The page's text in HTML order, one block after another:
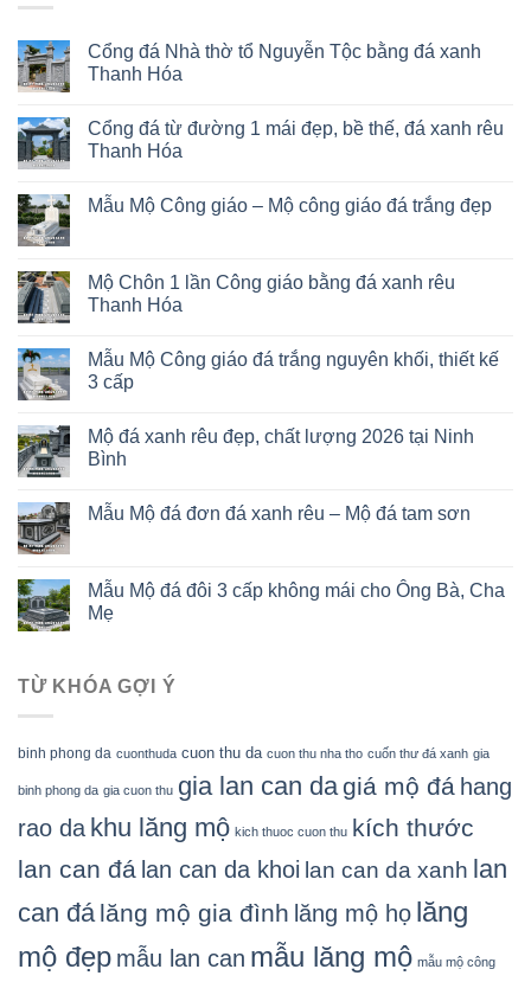
Cổng đá Nhà thờ tổ Nguyễn Tộc bằng đá xanh
Thanh Hóa
Cổng đá từ đường 1 mái đẹp, bề thế, đá xanh rêu
Thanh Hóa
Mẫu Mộ Công giáo – Mộ công giáo đá trắng đẹp
Mộ Chôn 1 lần Công giáo bằng đá xanh rêu
Thanh Hóa
Mẫu Mộ Công giáo đá trắng nguyên khối, thiết kế
3 cấp
Mộ đá xanh rêu đẹp, chất lượng 2026 tại Ninh
Bình
Mẫu Mộ đá đơn đá xanh rêu – Mộ đá tam sơn
Mẫu Mộ đá đôi 3 cấp không mái cho Ông Bà, Cha
Mẹ
TỪ KHÓA GỢI Ý
binh phong da cuonthuda cuon thu da cuon thu nha tho cuốn thư đá xanh gia
binh phong da gia cuon thu gia lan can dagiá mộ đá hang
rao da khu lăng mộ kich thuoc cuon thu kích thước
lan can đá lan can da khoi lan can da xanh lan
can đá lăng mộ gia đình lăng mộ họ lăng
mộ đẹp mẫu lan can mẫu lăng mộ mẫu mộ công